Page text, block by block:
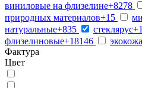
виниловые на флизелине+8278
природных материалов+15
натуральные+835 стеклярус
флизелиновые+18146 экокожа
Фактура
Цвет